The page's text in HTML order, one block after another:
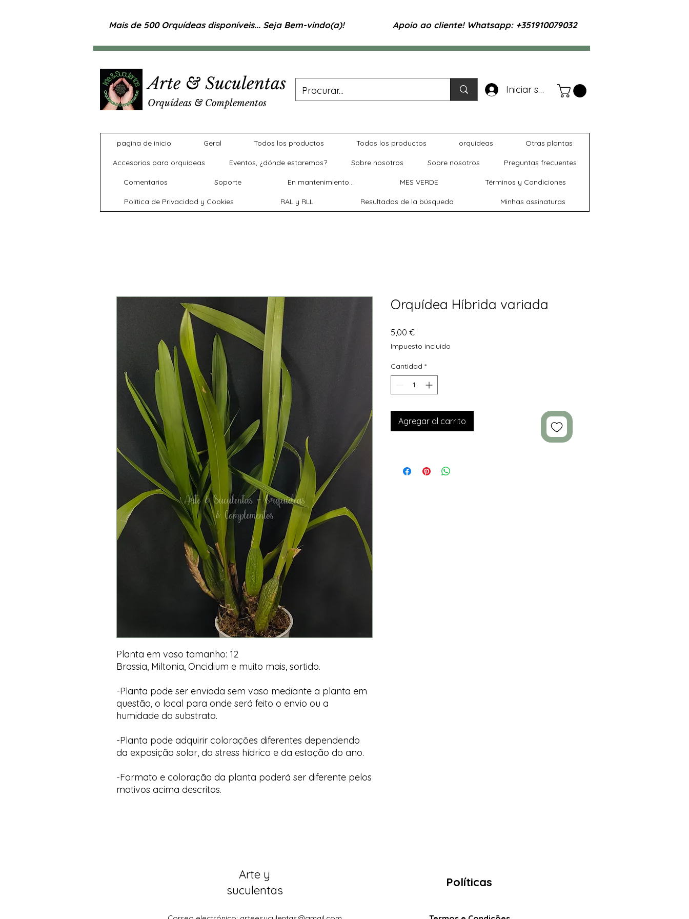
Mais de 500 Orquídeas disponíveis... Seja Bem-vindo(a)! Apoio ao cliente! Whatsapp: +351910079032
Arte & Suculentas
Orquídeas & Complementos
Iniciar sesión
pagina de inicio Geral Todos los productos Todos los productos orquideas Otras plantas
Accesorios para orquídeas Eventos, ¿dónde estaremos? Sobre nosotros Sobre nosotros Preguntas frecuentes
Comentarios Soporte En mantenimiento... MES VERDE Términos y Condiciones
Política de Privacidad y Cookies RAL y RLL Resultados de la búsqueda Minhas assinaturas
Planta em vaso tamanho: 12
Brassia, Miltonia, Oncidium e muito mais, sortido.
-Planta pode ser enviada sem vaso mediante a planta em
questão, o local para onde será feito o envio ou a
humidade do substrato.
-Planta pode adquirir colorações diferentes dependendo
da exposição solar, do stress hídrico e da estação do ano.
-Formato e coloração da planta poderá ser diferente pelos
motivos acima descritos.
Orquídea Híbrida variada
5,00 €Precio
Impuesto incluido
Cantidad *
Agregar al carrito
Arte y
suculentas
Políticas